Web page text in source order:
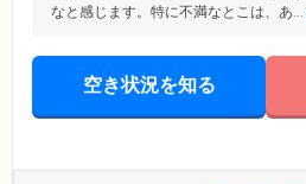
なと感じます。特に不満なとこは、あ...
空き状況を知る